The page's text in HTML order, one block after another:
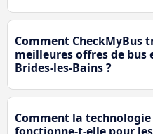
Comment CheckMyBus
meilleures offres de
Brides-les-Bains ?
Comment la technologie